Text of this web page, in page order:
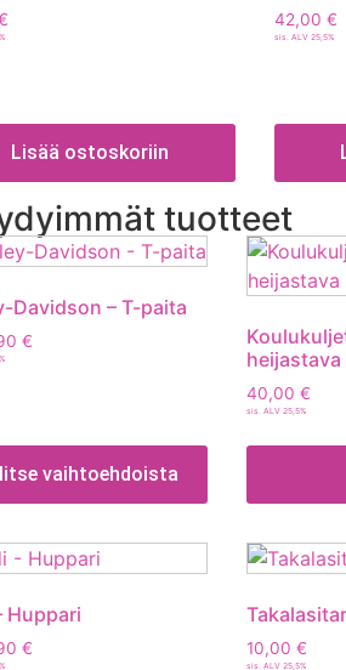
Lisää ostoskoriin
42,00 €
sis. ALV 25,5%
tuotteet
Davidson – T-paita
€
vaihtoehdoista
40,00 €
sis. ALV 25,5%
Huppari
€ 10,00 €
sis. ALV 25,5%